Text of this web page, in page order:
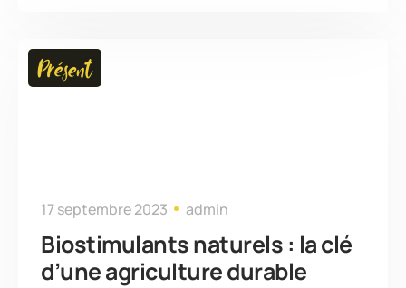
Présent
17 septembre 2023 admin
Biostimulants naturels : la clé
d’une agriculture durable